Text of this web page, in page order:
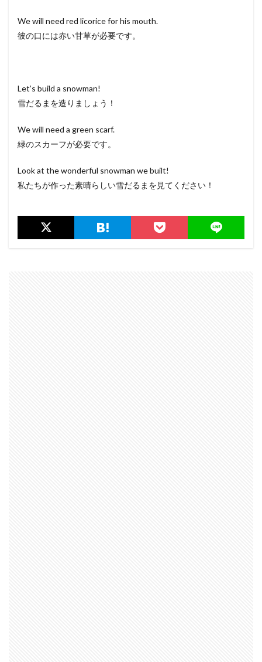
We will need red licorice for his mouth.
彼の口には赤い甘草が必要です。
Let’s build a snowman!
雪だるまを造りましょう！
We will need a green scarf.
緑のスカーフが必要です。
Look at the wonderful snowman we built!
私たちが作った素晴らしい雪だるまを見てください！